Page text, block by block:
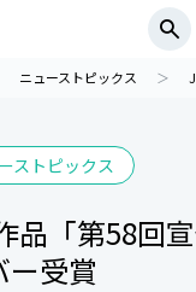
ニューストピックス
ストピックス
品「第58回
ー受賞